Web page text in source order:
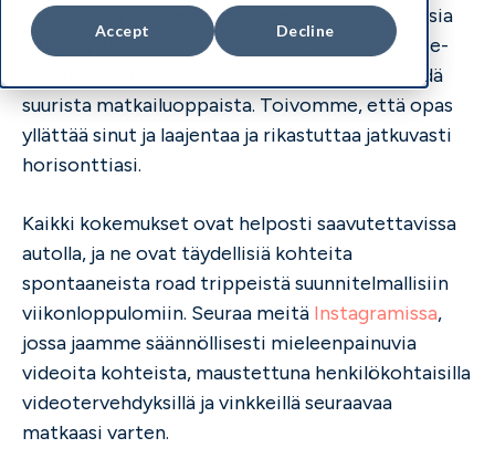
Accept Decline
Ajan myötä olemme keränneet pieniä, paikallisia
helmiä paikallisten harrastajien - usein GoMore-
jäsenten - ylläpitämiin paikkoihin, joita et löydä
suurista matkailuoppaista. Toivomme, että opas
yllättää sinut ja laajentaa ja rikastuttaa jatkuvasti
horisonttiasi.
Kaikki kokemukset ovat helposti saavutettavissa
autolla, ja ne ovat täydellisiä kohteita
spontaaneista road trippeistä suunnitelmallisiin
viikonloppulomiin. Seuraa meitä Instagramissa,
jossa jaamme säännöllisesti mieleenpainuvia
videoita kohteista, maustettuna henkilökohtaisilla
videotervehdyksillä ja vinkkeillä seuraavaa
matkaasi varten.